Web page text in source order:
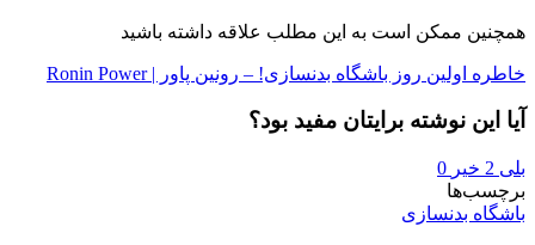
همچنین ممکن است به این مطلب علاقه داشته باشید
خاطره اولین روز باشگاه بدنسازی! – رونین پاور | Ronin Power
آیا این نوشته برایتان مفید بود؟
بلی 2 خیر 0
برچسب‌ها
باشگاه بدنسازی